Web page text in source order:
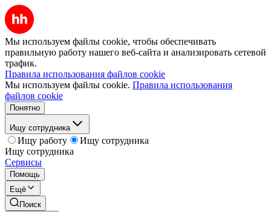
Мы используем файлы cookie, чтобы обеспечивать
правильную работу нашего веб-сайта и анализировать сетевой
трафик.
Правила использования файлов cookie
Мы используем файлы cookie. Правила использования
файлов cookie
Понятно
Ищу сотрудника
Ищу работу
Ищу сотрудника
Ищу сотрудника
Сервисы
Помощь
Ещё
Поиск